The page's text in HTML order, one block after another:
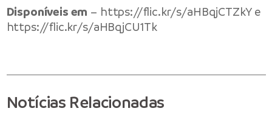
Disponíveis em – https://flic.kr/s/aHBqjCTZkYe
https://flic.kr/s/aHBqjCU1Tk
Notícias Relacionadas